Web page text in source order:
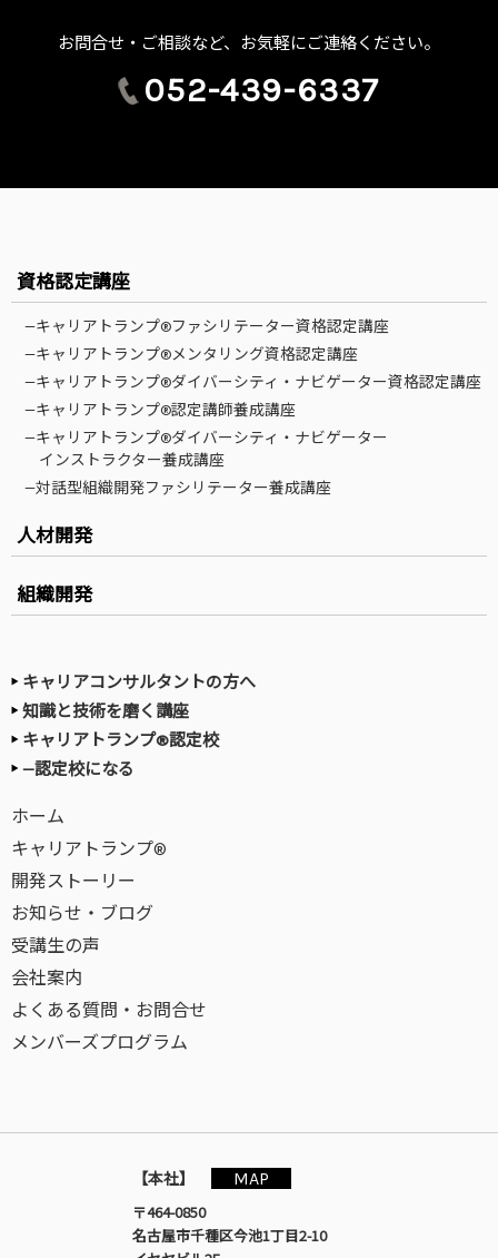
お問合せ・ご相談など、お気軽にご連絡ください。
052-439-6337
資格認定講座
—キャリアトランプ®ファシリテーター資格認定講座
—キャリアトランプ®メンタリング資格認定講座
—キャリアトランプ®ダイバーシティ・ナビゲーター資格認定講座
—キャリアトランプ®認定講師養成講座
—キャリアトランプ®ダイバーシティ・ナビゲーター
インストラクター養成講座
—対話型組織開発ファシリテーター養成講座
人材開発
組織開発
キャリアコンサルタントの方へ
知識と技術を磨く講座
キャリアトランプ®認定校
—認定校になる
ホーム
キャリアトランプ®
開発ストーリー
お知らせ・ブログ
受講生の声
会社案内
よくある質問・お問合せ
メンバーズプログラム
【本社】
MAP
〒464-0850
名古屋市千種区今池1丁目2-10